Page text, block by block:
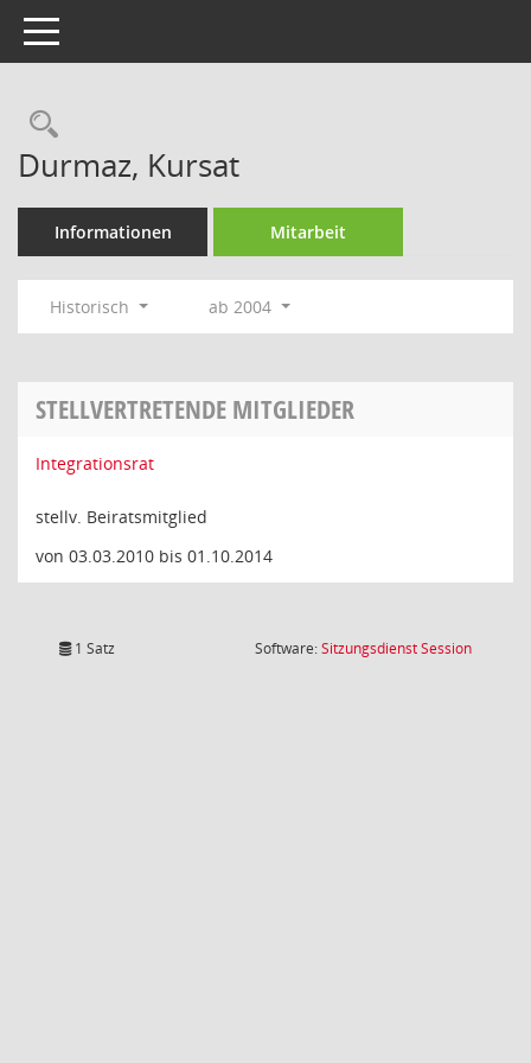
Toggle navigation
Rechercheauswahl
Durmaz, Kursat
Informationen Mitarbeit
Historisch ab 2004
STELLVERTRETENDE MITGLIEDER
Integrationsrat
stellv. Beiratsmitglied
von 03.03.2010 bis 01.10.2014
1 Satz Software:SitzungsdienstSession(Wird in